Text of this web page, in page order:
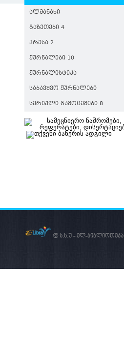
ᲐᲚᲛᲐᲜᲐᲮᲘ
ᲒᲐᲖᲔᲗᲔᲑᲘ 4
ᲞᲠᲔᲡᲐ 2
ᲟᲣᲠᲜᲐᲚᲔᲑᲘ 10
ᲟᲣᲠᲜᲐᲚᲘᲡᲢᲘᲙᲐ
ᲡᲐᲑᲐᲕᲨᲕᲝ ᲟᲣᲠᲜᲐᲚᲔᲑᲘ
ᲡᲔᲠᲘᲣᲚᲘ ᲒᲐᲛᲝᲪᲔᲛᲔᲑᲘ 8
© ს.ს.უ - ელ-ბიბლიოთეკა